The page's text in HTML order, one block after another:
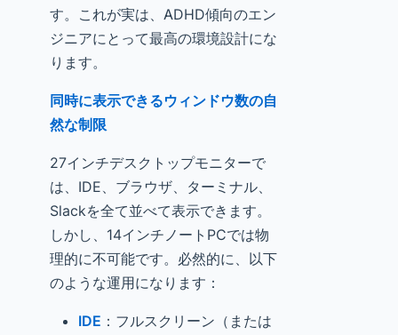
す。これが実は、ADHD傾向のエン
ジニアにとって最高の環境設計にな
ります。
同時に表示できるウィンドウ数の自
然な制限
27インチデスクトップモニターで
は、IDE、ブラウザ、ターミナル、
Slackを全て並べて表示できます。
しかし、14インチノートPCでは物
理的に不可能です。必然的に、以下
のような運用になります：
IDE ：フルスクリーン（または